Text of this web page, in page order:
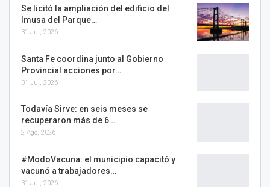
Se licitó la ampliación del edificio del
Imusa del Parque…
31 Jul, 2026
Santa Fe coordina junto al Gobierno
Provincial acciones por…
31 Jul, 2026
Todavía Sirve: en seis meses se
recuperaron más de 6…
2 Ago, 2026
#ModoVacuna: el municipio capacitó y
vacunó a trabajadores…
31 Jul, 2026